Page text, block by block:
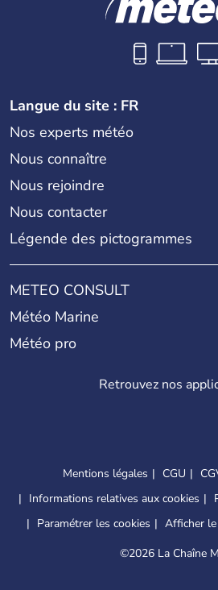
Langue du site : FR
Nos experts météo
Nous connaître
Nous rejoindre
Nous contacter
Légende des pictogrammes
METEO CONSULT
Météo Marine
Météo pro
Retrouvez nos
Mentions légales CGU
Informations relatives aux cookies
Paramétrer les cookies
Afficher
©2026 La Chaîne